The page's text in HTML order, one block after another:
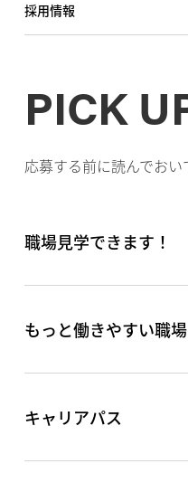
採用情報
PICK
応募する前に読んでお
職場見学できます！
もっと働きやすい職
キャリアパス